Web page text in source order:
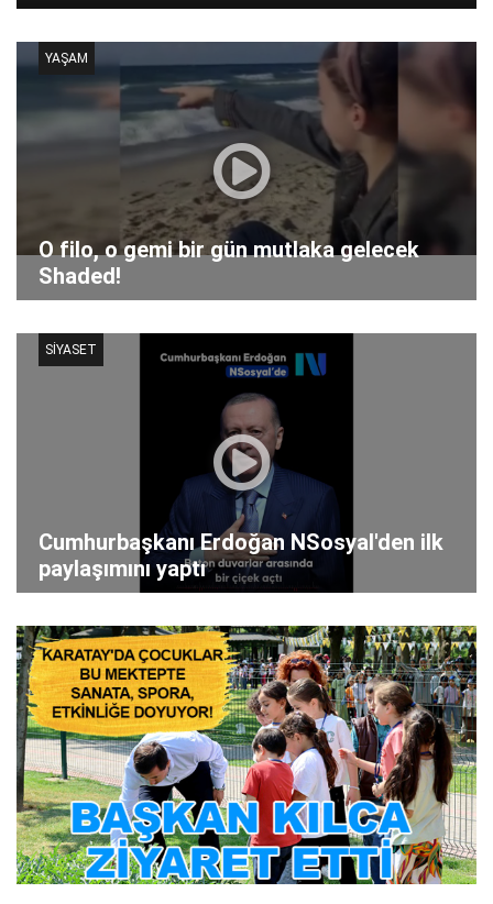
O filo, o gemi bir gün mutlaka gelecek
Shaded!
YAŞAM
Cumhurbaşkanı Erdoğan NSosyal'den ilk
paylaşımını yaptı
SİYASET